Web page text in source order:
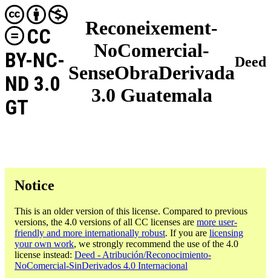
Reconeixement-
NoComercial-
SenseObraDerivada
3.0 Guatemala
CC
BY-NC-
ND 3.0
GT
Deed
Notice
This is an older version of this license. Compared to previous
versions, the 4.0 versions of all CC licenses are more user-
friendly and more internationally robust. If you are licensing
your own work, we strongly recommend the use of the 4.0
license instead: Deed - Atribución/Reconocimiento-
NoComercial-SinDerivados 4.0 Internacional